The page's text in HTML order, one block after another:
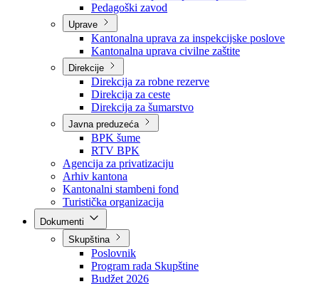
Zavod zdravstvenog osiguranja
Zavod za javno zdravstvo
Zavod za besplatnu pravnu pomoć
Pedagoški zavod
Uprave
Kantonalna uprava za inspekcijske poslove
Kantonalna uprava civilne zaštite
Direkcije
Direkcija za robne rezerve
Direkcija za ceste
Direkcija za šumarstvo
Javna preduzeća
BPK šume
RTV BPK
Agencija za privatizaciju
Arhiv kantona
Kantonalni stambeni fond
Turistička organizacija
Skupština